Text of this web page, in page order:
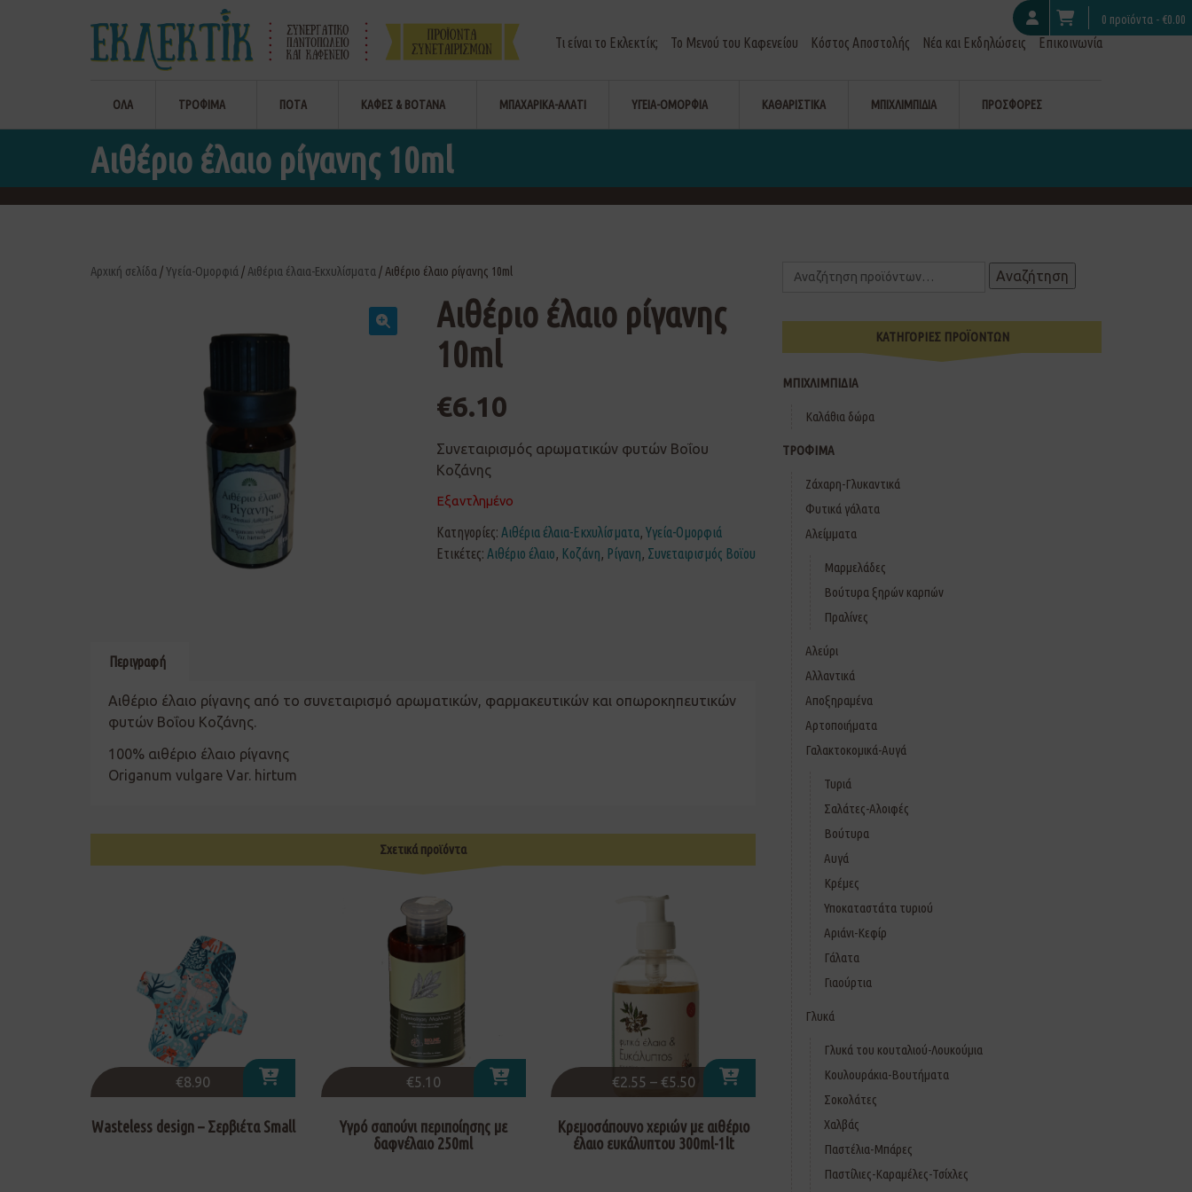
0 προϊόντα - €0.00
Τι είναι το Εκλεκτίκ; Το Μενού του Καφενείου Κόστος Αποστολής Νέα και Εκδηλώσεις Επικοινωνία
ΟΛΑ ΤΡΟΦΙΜΑ ΠΟΤΑ ΚΑΦΕΣ & ΒΟΤΑΝΑ ΜΠΑΧΑΡΙΚΑ-ΑΛΑΤΙ ΥΓΕΙΑ-ΟΜΟΡΦΙΑ ΚΑΘΑΡΙΣΤΙΚΑ ΜΠΙΧΛΙΜΠΙΔΙΑ ΠΡΟΣΦΟΡΕΣ
Αιθέριο έλαιο ρίγανης 10ml
Αρχική σελίδα /Υγεία-Ομορφιά / Αιθέρια έλαια-Εκχυλίσματα / Αιθέριο έλαιο ρίγανης 10ml
Αιθέριο έλαιο ρίγανης
10ml
€6.10
Συνεταιρισμός αρωματικών φυτών Βοΐου
Κοζάνης
Εξαντλημένο
Κατηγορίες: Αιθέρια έλαια-Εκχυλίσματα, Υγεία-Ομορφιά
Ετικέτες: Αιθέριο έλαιο, Κοζάνη, Ρίγανη, Συνεταιρισμός Βοϊου
Περιγραφή
Αιθέριο έλαιο ρίγανης από το συνεταιρισμό αρωματικών, φαρμακευτικών και οπωροκηπευτικών
φυτών Βοΐου Κοζάνης.
100% αιθέριο έλαιο ρίγανης
Origanum vulgare Var. hirtum
Σχετικά προϊόντα
€8.90
Wasteless design – Σερβιέτα Small
€5.10
Υγρό σαπούνι περιποίησης με
δαφνέλαιο 250ml
€2.55 – €5.50
Κρεμοσάπουνο χεριών με αιθέριο
έλαιο ευκάλυπτου 300ml-1lt
Αναζήτηση
ΚΑΤΗΓΟΡΙΕΣ ΠΡΟΪΟΝΤΩΝ
ΜΠΙΧΛΙΜΠΙΔΙΑ
Καλάθια δώρα
ΤΡΟΦΙΜΑ
Ζάχαρη-Γλυκαντικά
Φυτικά γάλατα
Αλείμματα
Μαρμελάδες
Βούτυρα ξηρών καρπών
Πραλίνες
Αλεύρι
Αλλαντικά
Αποξηραμένα
Αρτοποιήματα
Γαλακτοκομικά-Αυγά
Τυριά
Σαλάτες-Αλοιφές
Βούτυρα
Αυγά
Κρέμες
Υποκαταστάτα τυριού
Αριάνι-Κεφίρ
Γάλατα
Γιαούρτια
Γλυκά
Γλυκά του κουταλιού-Λουκούμια
Κουλουράκια-Βουτήματα
Σοκολάτες
Χαλβάς
Παστέλια-Μπάρες
Παστίλιες-Καραμέλες-Τσίχλες